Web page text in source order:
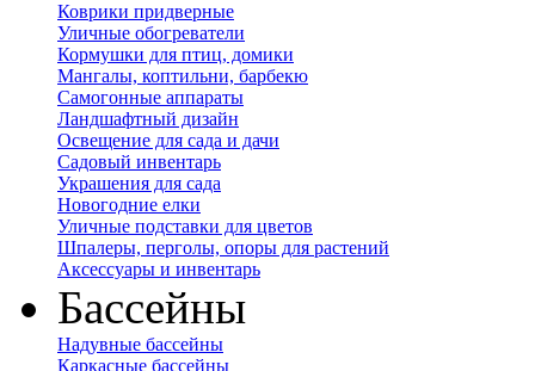
Коврики придверные
Уличные обогреватели
Кормушки для птиц, домики
Мангалы, коптильни, барбекю
Самогонные аппараты
Ландшафтный дизайн
Освещение для сада и дачи
Садовый инвентарь
Украшения для сада
Новогодние елки
Уличные подставки для цветов
Шпалеры, перголы, опоры для растений
Аксессуары и инвентарь
Бассейны
Надувные бассейны
Каркасные бассейны